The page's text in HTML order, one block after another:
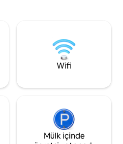
ve daha
misafir sayısına
KATI:14 kişi
MARCO ÜÇGEN
ÜÇGEN
Wifi
Mülk içinde